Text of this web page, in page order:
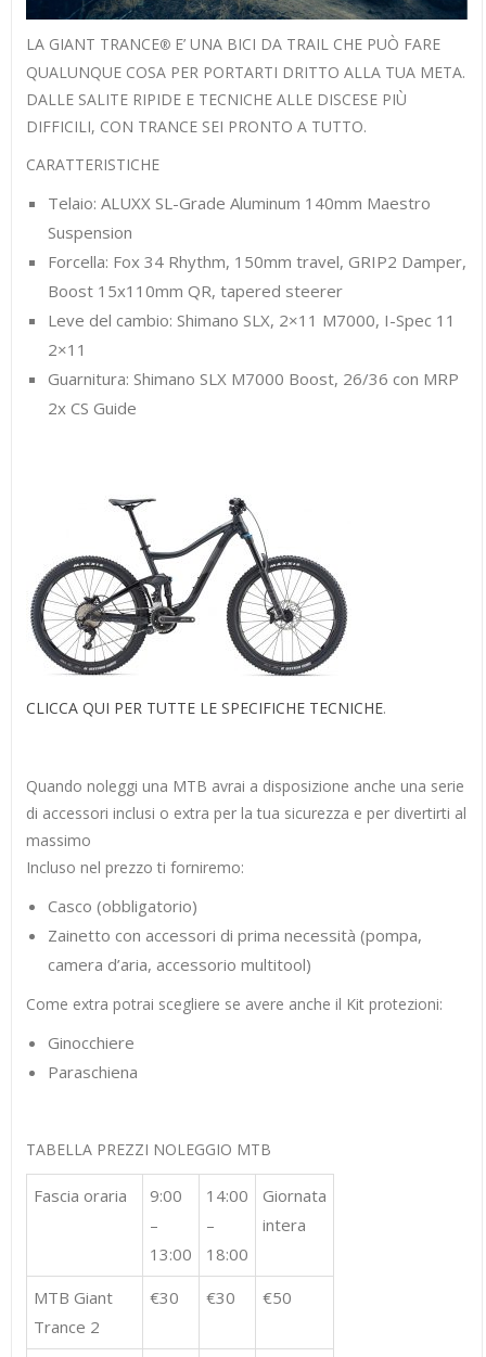
LA GIANT TRANCE®E’ UNA BICI DA TRAIL CHE PUÒ FARE
QUALUNQUE COSA PER PORTARTI DRITTO ALLA TUA META.
DALLE SALITE RIPIDE E TECNICHE ALLE DISCESE PIÙ
DIFFICILI, CON TRANCE SEI PRONTO A TUTTO.
CARATTERISTICHE
Telaio: ALUXX SL-Grade Aluminum 140mm Maestro
Suspension
Forcella: Fox 34 Rhythm, 150mm travel, GRIP2 Damper,
Boost 15x110mm QR, tapered steerer
Leve del cambio: Shimano SLX, 2×11 M7000, I-Spec 11
2×11
Guarnitura: Shimano SLX M7000 Boost, 26/36 con MRP
2x CS Guide
CLICCA QUI PER TUTTE LE SPECIFICHE TECNICHE.
Quando noleggi una MTB avrai a disposizione anche una serie
di accessori inclusi o extra per la tua sicurezza e per divertirti al
massimo
Incluso nel prezzo ti forniremo:
Casco (obbligatorio)
Zainetto con accessori di prima necessità (pompa,
camera d’aria, accessorio multitool)
Come extra potrai scegliere se avere anche il Kit protezioni:
Ginocchiere
Paraschiena
TABELLA PREZZI NOLEGGIO MTB
Fascia oraria
9:00
–
13:00
14:00
–
18:00
Giornata
intera
MTB Giant
Trance 2
€30 €30 €50